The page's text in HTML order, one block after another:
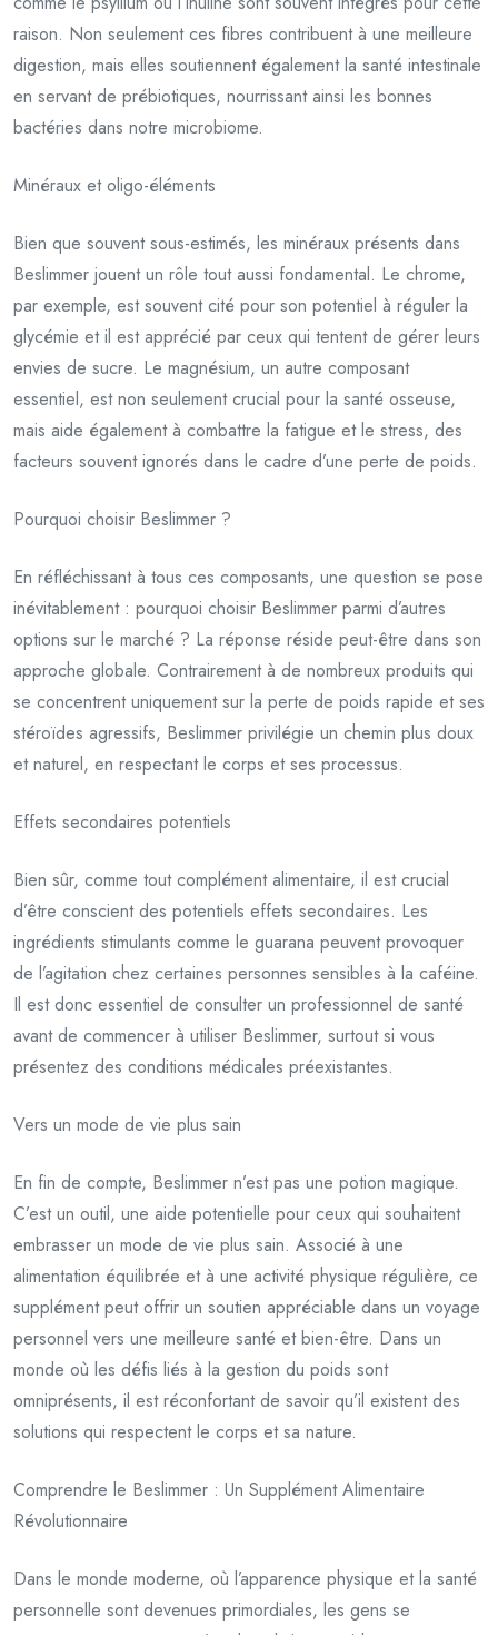
raison. Non seulement ces fibres contribuent à une meilleure
digestion, mais elles soutiennent également la santé intestinale
en servant de prébiotiques, nourrissant ainsi les bonnes
bactéries dans notre microbiome.
Minéraux et oligo-éléments
Bien que souvent sous-estimés, les minéraux présents dans
Beslimmer jouent un rôle tout aussi fondamental. Le chrome,
par exemple, est souvent cité pour son potentiel à réguler la
glycémie et il est apprécié par ceux qui tentent de gérer leurs
envies de sucre. Le magnésium, un autre composant
essentiel, est non seulement crucial pour la santé osseuse,
mais aide également à combattre la fatigue et le stress, des
facteurs souvent ignorés dans le cadre d’une perte de poids.
Pourquoi choisir Beslimmer ?
En réfléchissant à tous ces composants, une question se pose
inévitablement : pourquoi choisir Beslimmer parmi d’autres
options sur le marché ? La réponse réside peut-être dans son
approche globale. Contrairement à de nombreux produits qui
se concentrent uniquement sur la perte de poids rapide et ses
stéroïdes agressifs, Beslimmer privilégie un chemin plus doux
et naturel, en respectant le corps et ses processus.
Effets secondaires potentiels
Bien sûr, comme tout complément alimentaire, il est crucial
d’être conscient des potentiels effets secondaires. Les
ingrédients stimulants comme le guarana peuvent provoquer
de l’agitation chez certaines personnes sensibles à la caféine.
Il est donc essentiel de consulter un professionnel de santé
avant de commencer à utiliser Beslimmer, surtout si vous
présentez des conditions médicales préexistantes.
Vers un mode de vie plus sain
En fin de compte, Beslimmer n’est pas une potion magique.
C’est un outil, une aide potentielle pour ceux qui souhaitent
embrasser un mode de vie plus sain. Associé à une
alimentation équilibrée et à une activité physique régulière, ce
supplément peut offrir un soutien appréciable dans un voyage
personnel vers une meilleure santé et bien-être. Dans un
monde où les défis liés à la gestion du poids sont
omniprésents, il est réconfortant de savoir qu’il existent des
solutions qui respectent le corps et sa nature.
Comprendre le Beslimmer : Un Supplément Alimentaire
Révolutionnaire
Dans le monde moderne, où l’apparence physique et la santé
personnelle sont devenues primordiales, les gens se